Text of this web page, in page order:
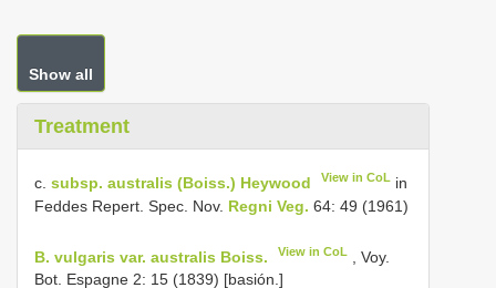
Show all
Treatment
c. subsp. australis (Boiss.) Heywood View in CoL in
Feddes Repert. Spec. Nov. Regni Veg. 64: 49 (1961)
B. vulgaris var. australis Boiss. View in CoL
, Voy.
Bot. Espagne 2: 15 (1839) [basión.]